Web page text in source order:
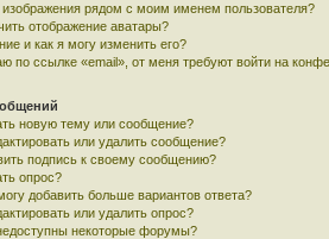
изображения рядом с моим именем пользователя?
отображение аватары?
и как я могу изменить его?
по ссылке «email», от меня требуют войти на
новую тему или сообщение?
или удалить сообщение?
подпись к своему сообщению?
опрос?
добавить больше вариантов ответа?
или удалить опрос?
некоторые форумы?